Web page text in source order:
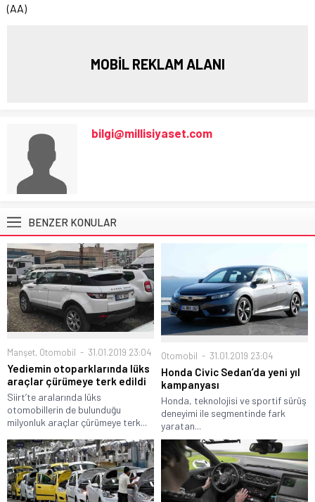
(AA)
MOBİL REKLAM ALANI
bilgi@millisiyaset.com
BENZER KONULAR
Manşet, Otomobil 31.01.2019 23:04
Yediemin otoparklarında lüks
araçlar çürümeye terk edildi
Siirt’te aralarında lüks
otomobillerin de bulunduğu
milyonluk araçlar çürümeye terk...
Otomobil 31.01.2019 23:04
Honda Civic Sedan’da yeni yıl
kampanyası
Honda, teknolojisi ve sportif sürüş
deneyimi ile segmentinde fark
yaratan...